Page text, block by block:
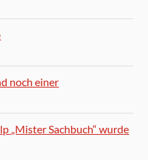
noch einer
„Mister Sachbuch“ wurde